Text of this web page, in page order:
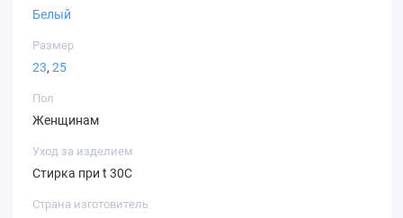
Белый
Размер
23, 25
Пол
Женщинам
Уход за изделием
Стирка при t 30С
Страна изготовитель